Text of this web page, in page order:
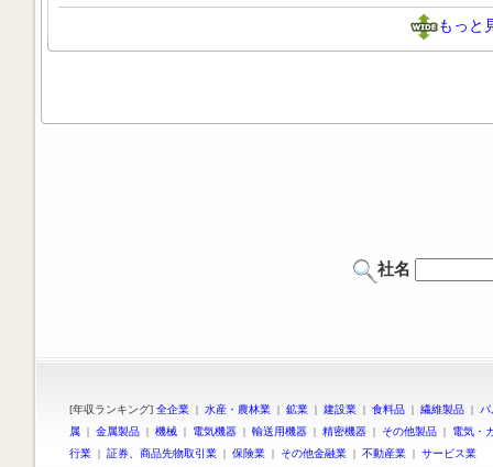
もっと
社名
[年収ランキング] 全企業 | 水産・農林業 | 鉱業 | 建設業 | 食料品 | 繊維製品 |
属 | 金属製品 | 機械 | 電気機器 | 輸送用機器 | 精密機器 | その他製品 | 電気・
行業 | 証券、商品先物取引業 | 保険業 | その他金融業 | 不動産業 | サービス業